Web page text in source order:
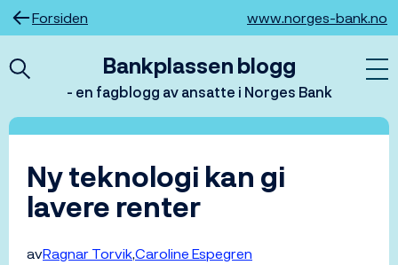
Hopp
til
Forsiden www.norges-bank.no
Bankplassen blogg
- en fagblogg av ansatte i Norges Bank
Ny teknologi kan gi
lavere renter
avRagnar TorvikCaroline Espegren